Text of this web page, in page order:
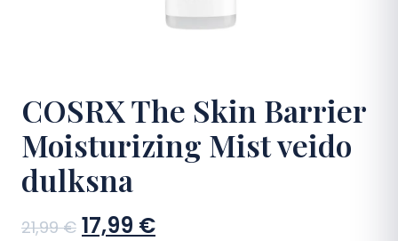
COSRX The Skin Barrier
Moisturizing Mist veido
dulksna
21,99€ Sena
17,99 €Dabartinė